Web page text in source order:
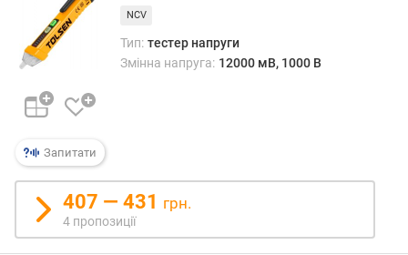
а
п
о
у
л
р
н
с
Запитати
NCV
Тип: тестер напруги
Змінна напруга: 12000 мВ, 1000 В
407 — 431 грн.
4 пропозиції